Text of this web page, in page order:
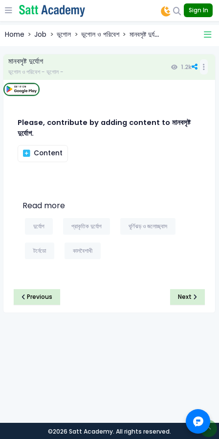
Sign In
Home Job ভূগোল ভূগোল ও পরিবেশ মানবসৃষ্ট দুর্য...
মানবসৃষ্ট দুর্যোগ
ভূগোল ও পরিবেশ - ভূগোল -
1.2k
Please, contribute by adding content to মানবসৃষ্ট
দুর্যোগ.
Content
Read more
দুর্যোগ প্রাকৃতিক দুর্যোগ ঘূর্ণিঝড় ও জলোচ্ছ্বাস
টর্নেডো কালবৈশাখী
Previous Next
©2026 Satt Academy. All rights reserved.